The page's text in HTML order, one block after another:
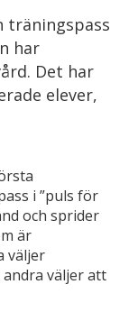
träningspass
har
Det har
elever,
i ”puls för
och sprider
är
väljer
väljer att